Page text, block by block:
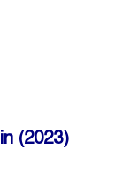
(2023)